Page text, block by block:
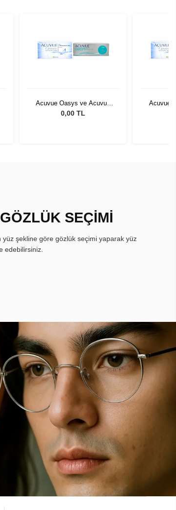
Acuvue Oasys ve Acuvue
Oasys 1 Day İkisi Bir Arada
0,00 TL
Acuvue
SEÇİMİ
şekline göre gözlük seçimi yaparak yüz
edebilirsiniz.